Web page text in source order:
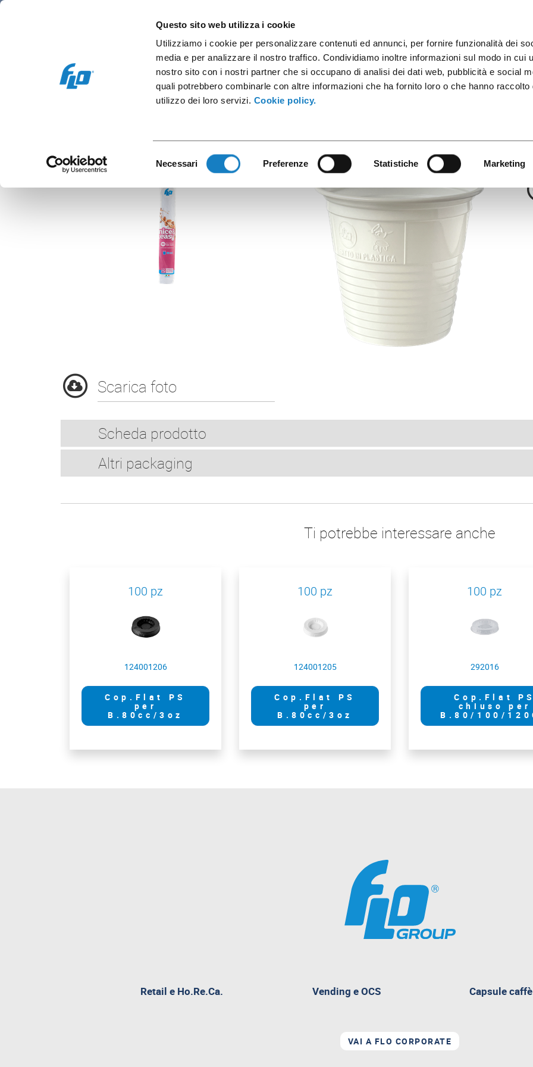
Questo sito web utilizza i cookie
Utilizziamo i cookie per personalizzare contenuti ed annunci, per fornire funzionalità dei
media e per analizzare il nostro traffico. Condividiamo inoltre informazioni sul modo in cui
nostro sito con i nostri partner che si occupano di analisi dei dati web, pubblicità e social
quali potrebbero combinarle con altre informazioni che ha fornito loro o che hanno raccolto
utilizzo dei loro servizi. Cookie policy.
Necessari Preferenze Statistiche Marketing
Retail e Ho.Re.Ca. Vending e OCS Capsule caffè
Nice & Easy
B.80CC PS Bianco
Scarica foto
Scheda prodotto
Altri packaging
Ti potrebbe interessare anche
100 pz
124001206
Cop.Flat PS
per
B.80cc/3oz
100 pz
124001205
Cop.Flat PS
per
B.80cc/3oz
100 pz
292016
Cop.Flat PS
chiuso per
B.80/100/
Retail e Ho.Re.Ca. Vending e OCS Capsule caffè
VAI A FLO CORPORATE